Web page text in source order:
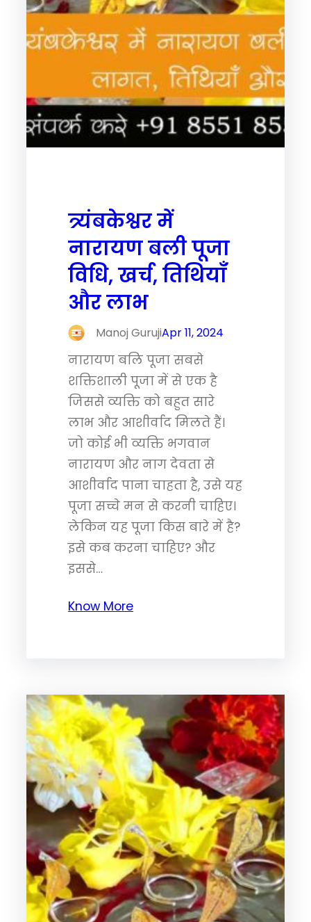
त्र्यंबकेश्वर में
नारायण बली पूजा
विधि, खर्च, तिथियाँ
और लाभ
Manoj GurujiApr 11, 2024
नारायण बलि पूजा सबसे
शक्तिशाली पूजा में से एक है
जिससे व्यक्ति को बहुत सारे
लाभ और आशीर्वाद मिलते हैं।
जो कोई भी व्यक्ति भगवान
नारायण और नाग देवता से
आशीर्वाद पाना चाहता है, उसे यह
पूजा सच्चे मन से करनी चाहिए।
लेकिन यह पूजा किस बारे में है?
इसे कब करना चाहिए? और
इससे…
Know More